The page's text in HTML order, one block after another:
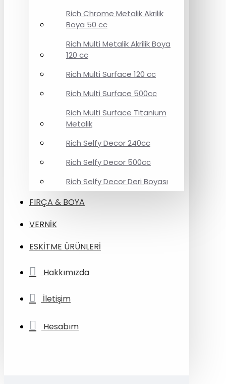
Rich Chrome Metalik Akrilik
Boya 50 cc
Rich Multi Metalik Akrilik Boya
120 cc
Rich Multi Surface 120 cc
Rich Multi Surface 500cc
Rich Multi Surface Titanium
Metalik
Rich Selfy Decor 240cc
Rich Selfy Decor 500cc
Rich Selfy Decor Deri Boyası
FIRÇA & BOYA
VERNİK
ESKİTME ÜRÜNLERİ
Hakkımızda
İletişim
Hesabım